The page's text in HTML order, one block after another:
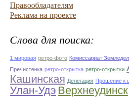
Правообладателям
Реклама на проекте
Слова для поиска:
1 мировая ретро-фото Комиссариат
Пречистенка ретро-открытка ретро-открытки
Кашинская Делегация Прошение к
Улан-Удэ Верхнеудинск